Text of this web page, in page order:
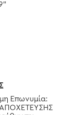
Επωνυμία: